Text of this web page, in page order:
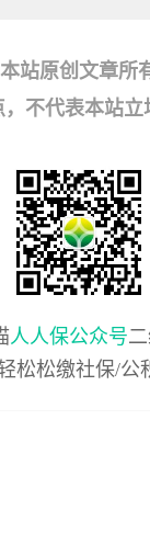
站原创文章所
，不代表本站
人人保公众号
松松缴社保/公